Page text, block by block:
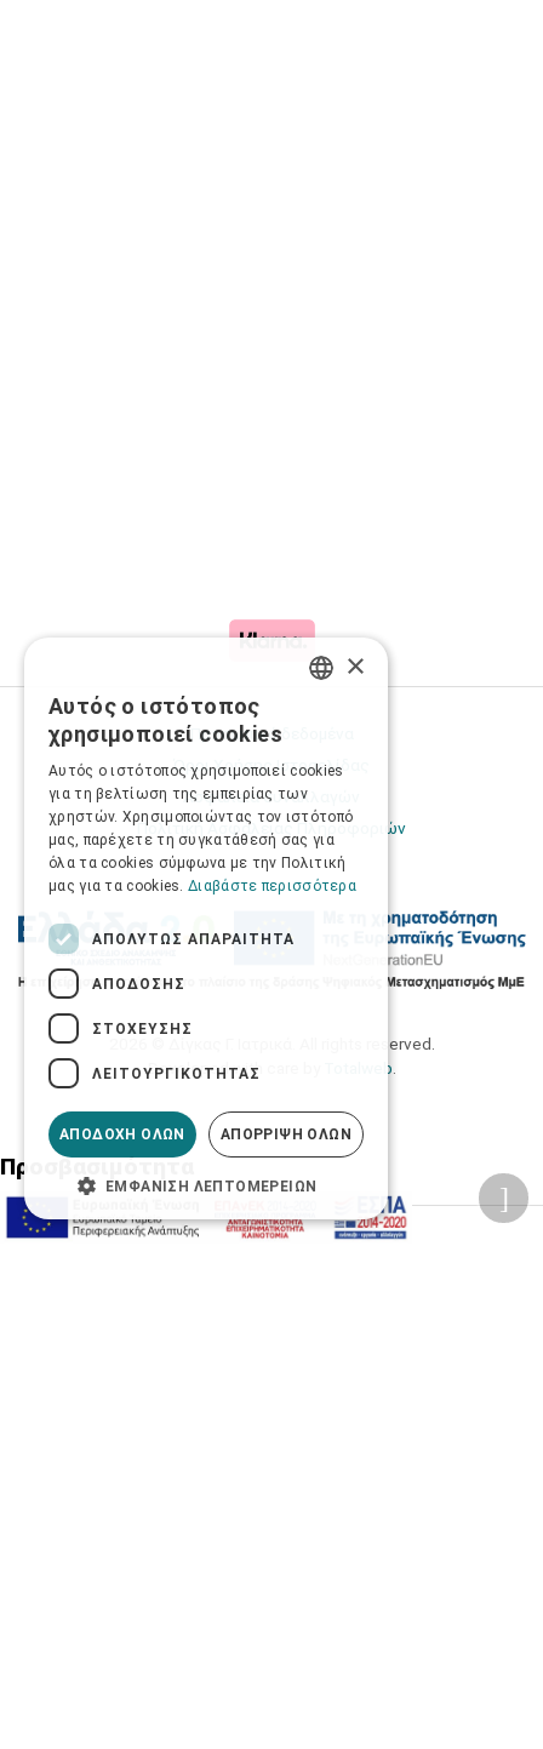
Προσωπικά δεδομένα
Όροι Χρήσης Ιστοσελίδας
Ασφάλεια συναλλαγών
Πολιτική Ασφάλειας Πληροφοριών
2026 © Δίγκας Γ. Ιατρικά. All rights reserved.
Developed with care by
Totalweb
Προσβασιμότητα
Αλλαγή Μεγέθους
×
Αυτός ο ιστότοπος
χρησιμοποιεί cookies
Αυτός ο ιστότοπος χρησιμοποιεί cookies
για τη βελτίωση της εμπειρίας των
χρηστών. Χρησιμοποιώντας τον ιστότοπό
μας, παρέχετε τη συγκατάθεσή σας για
όλα τα cookies σύμφωνα με την Πολιτική
μας για τα cookies. Διαβάστε περισσότερα
ΑΠΟΛΎΤΩΣ ΑΠΑΡΑΊΤΗΤΑ
ΑΠΌΔΟΣΗΣ
ΣΤΌΧΕΥΣΗΣ
ΛΕΙΤΟΥΡΓΙΚΌΤΗΤΑΣ
ΑΠΟΔΟΧΉ ΌΛΩΝ ΑΠΌΡΡΙΨΗ ΌΛΩΝ
ΕΜΦΆΝΙΣΗ ΛΕΠΤΟΜΕΡΕΙΏΝ